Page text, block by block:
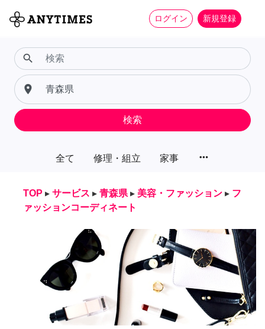
ログイン 新規登録
全て 修理・組立 家事 more_horiz
search
place
検索
TOP ▸ サービス ▸ 青森県 ▸ 美容・ファッション ▸ フ
ァッションコーディネート